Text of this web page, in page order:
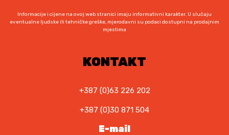
Informacije i cijene na ovoj web stranici imaju informativni karakter. U slučaju
eventualne ljudske ili tehničke greške, mjerodavni su podaci dostupni na prodajnim
mjestima
KONTAKT
+387 (0)63 226 202
+387 (0)30 871 504
E-mail